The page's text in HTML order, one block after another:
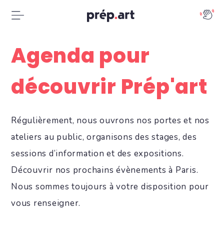
Agenda pour
découvrir Prép'art
Régulièrement, nous ouvrons nos portes et nos
ateliers au public, organisons des stages, des
sessions d’information et des expositions.
Découvrir nos prochains évènements à Paris.
Nous sommes toujours à votre disposition pour
vous renseigner.